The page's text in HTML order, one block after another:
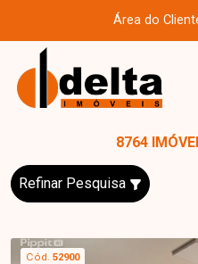
Área do
8764
Refinar Pesquisa
Cód. 52900